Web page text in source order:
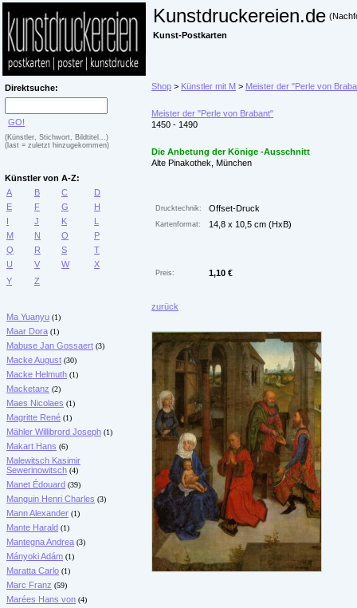
Kunstdruckereien.de
Kunst-Postkarten
Direktsuche:
GO!
(Künstler, Stichwort, Bildtitel...)
(last = zuletzt hinzugekommen)
Künstler von A-Z:
A
B C
D
E
F G
H
I
J K
L
M
N O
P
Q
R S
T
U
V W
X
Y
Z
Ma Yuanyu (1)
Maar Dora (1)
Mabuse Jan Gossaert (3)
Macke August (30)
Macke Helmuth (1)
Macketanz (2)
Maes Nicolaes (1)
Magritte René (1)
Mähler Willibrord Joseph (1)
Makart Hans (6)
Malewitsch Kasimir
Sewerinowitsch (4)
Manet Édouard (39)
Manguin Henri Charles (3)
Mann Alexander (1)
Mante Harald (1)
Mantegna Andrea (3)
Mányoki Adám (1)
Maratta Carlo (1)
Marc Franz (59)
Marées Hans von (4)
Shop > Künstler mit M > Meister der "Perle von
Meister der "Perle von Brabant"
1450 - 1490
Die Anbetung der Könige -Ausschnitt
Alte Pinakothek, München
Drucktechnik: Offset-Druck
Kartenformat: 14,8 x 10,5 cm (HxB)
Preis: 1,10 €
zurück